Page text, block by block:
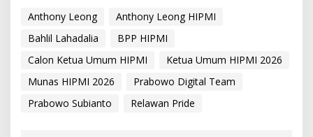
Anthony Leong
Anthony Leong HIPMI
Bahlil Lahadalia
BPP HIPMI
Calon Ketua Umum HIPMI
Ketua Umum HIPMI 2026
Munas HIPMI 2026
Prabowo Digital Team
Prabowo Subianto
Relawan Pride